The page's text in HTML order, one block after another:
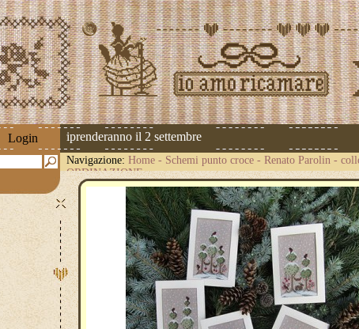
Login riprenderanno il 2 settembre
Navigazione: Home - Schemi punto croce - Renato Parolin -
ORDINAZIONE